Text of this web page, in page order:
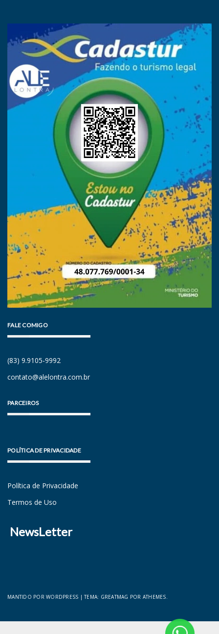
FALE COMIGO
(83) 9.9105-9992
contato@alelontra.com.br
PARCEIROS
POLÍTICA DE PRIVACIDADE
Política de Privacidade
Termos de Uso
NewsLetter
MANTIDO POR WORDPRESS |TEMA: GREATMAG POR ATHEMES.